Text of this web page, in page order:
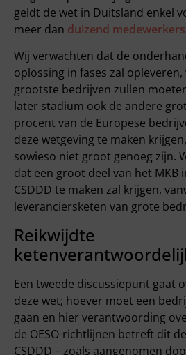
geldt de wet in Duitsland enkel
meer dan duizend medewerkers
Wij verwachten dat de
oplossing in fases zal
grootste bedrijven zullen
later stadium ook de andere
procent van de Europese
deze wetgeving te maken
sowieso niet groot genoeg zijn.
dat een groot deel van het MKB
CSDDD te maken zal krijgen,
leveranciersketen van grote
Reikwijdte
Een tweede discussiepunt gaat
deze wet; hoever moet een
gaan en hier verantwoording
de OESO-richtlijnen betreft dit
CSDDD – zoals aangenomen